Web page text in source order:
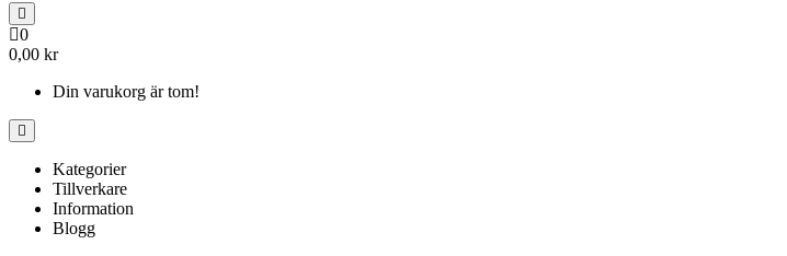
0
0,00 kr
Din varukorg är tom!
Kategorier
Tillverkare
Information
Blogg